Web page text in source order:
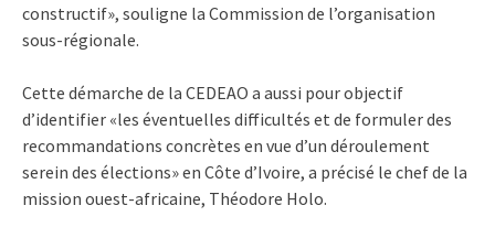
constructif», souligne la Commission de l’organisation
sous-régionale.
Cette démarche de la CEDEAO a aussi pour objectif
d’identifier «les éventuelles difficultés et de formuler des
recommandations concrètes en vue d’un déroulement
serein des élections» en Côte d’Ivoire, a précisé le chef de la
mission ouest-africaine, Théodore Holo.